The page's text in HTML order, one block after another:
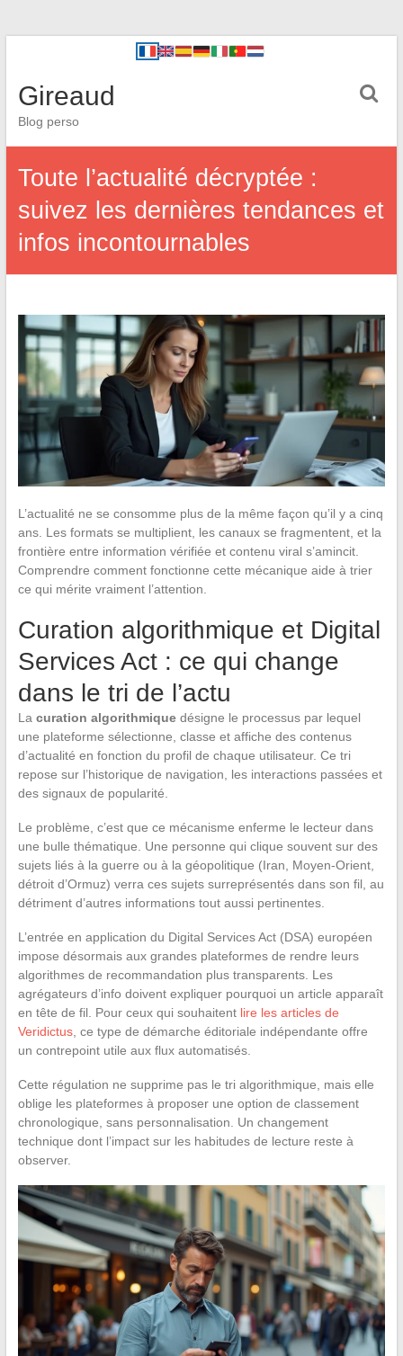
Gireaud
Blog perso
Toute l’actualité décryptée :
suivez les dernières tendances et
infos incontournables
L’actualité ne se consomme plus de la même façon qu’il y a cinq
ans. Les formats se multiplient, les canaux se fragmentent, et la
frontière entre information vérifiée et contenu viral s’amincit.
Comprendre comment fonctionne cette mécanique aide à trier
ce qui mérite vraiment l’attention.
Curation algorithmique et Digital
Services Act : ce qui change
dans le tri de l’actu
La curation algorithmiquedésigne le processus par lequel
une plateforme sélectionne, classe et affiche des contenus
d’actualité en fonction du profil de chaque utilisateur. Ce tri
repose sur l’historique de navigation, les interactions passées et
des signaux de popularité.
Le problème, c’est que ce mécanisme enferme le lecteur dans
une bulle thématique. Une personne qui clique souvent sur des
sujets liés à la guerre ou à la géopolitique (Iran, Moyen-Orient,
détroit d’Ormuz) verra ces sujets surreprésentés dans son fil, au
détriment d’autres informations tout aussi pertinentes.
L’entrée en application du Digital Services Act (DSA) européen
impose désormais aux grandes plateformes de rendre leurs
algorithmes de recommandation plus transparents. Les
agrégateurs d’info doivent expliquer pourquoi un article apparaît
en tête de fil. Pour ceux qui souhaitent lire les articles de
Veridictus, ce type de démarche éditoriale indépendante offre
un contrepoint utile aux flux automatisés.
Cette régulation ne supprime pas le tri algorithmique, mais elle
oblige les plateformes à proposer une option de classement
chronologique, sans personnalisation. Un changement
technique dont l’impact sur les habitudes de lecture reste à
observer.